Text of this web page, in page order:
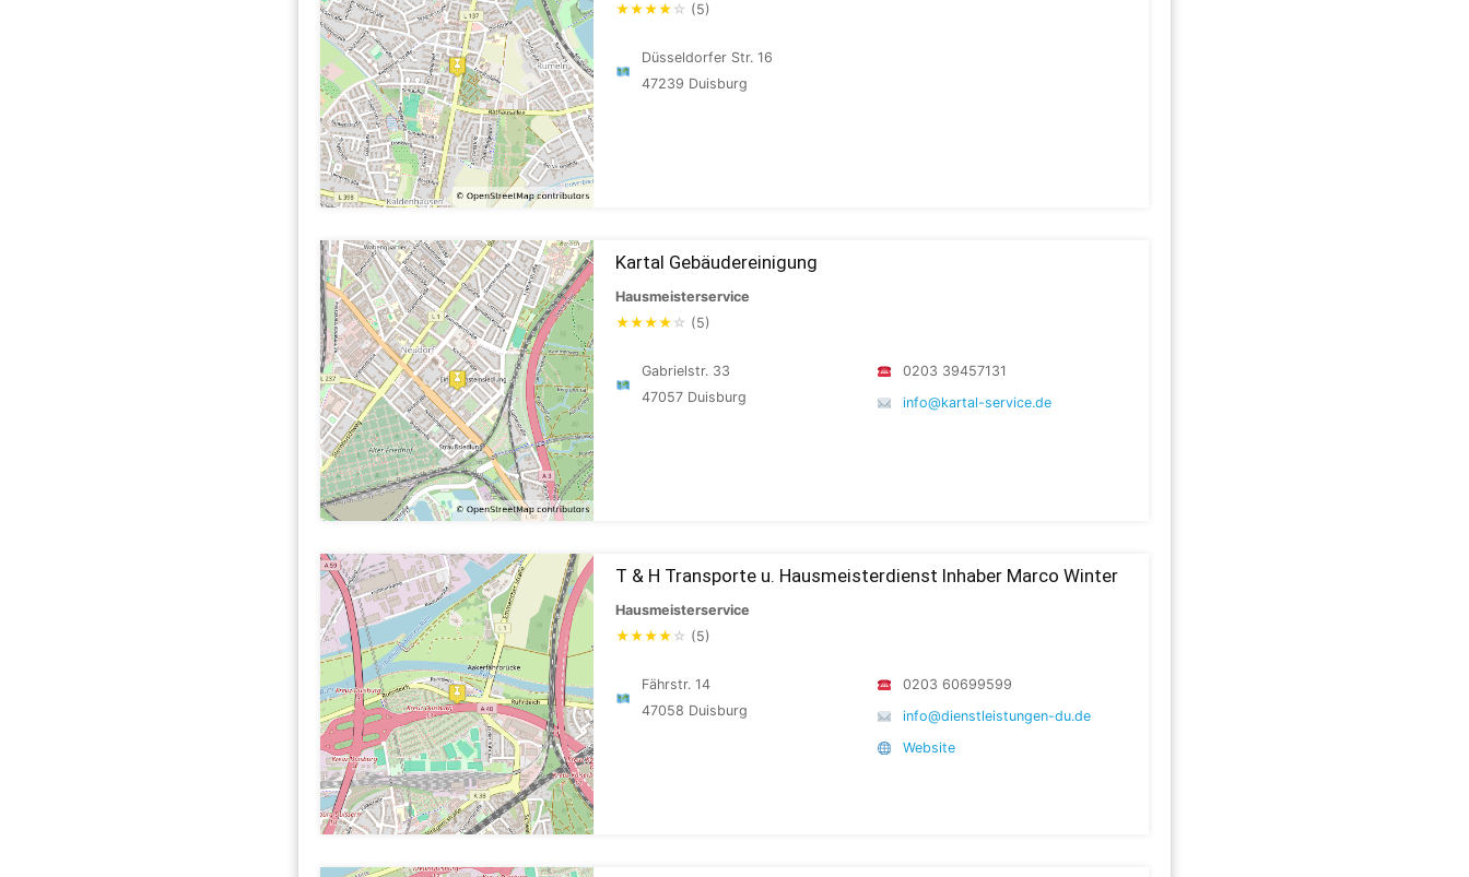
★★★★ ☆ (5)
Düsseldorfer Str. 16
47239 Duisburg
Kartal Gebäudereinigung
Hausmeisterservice
★★★★ ☆ (5)
Gabrielstr. 33
47057 Duisburg
0203 39457131
info@kartal-service.de
T & H Transporte u. Hausmeisterdienst Inhaber Marco Winter
Hausmeisterservice
★★★★ ☆ (5)
Fährstr. 14
47058 Duisburg
0203 60699599
info@dienstleistungen-du.de
Website